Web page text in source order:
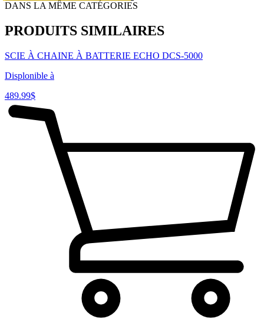
DCS-
DANS LA MÊME CATÉGORIES
PRODUITS SIMILAIRES
SCIE À CHAINE À BATTERIE ECHO DCS-5000
Displonible à
489.99$